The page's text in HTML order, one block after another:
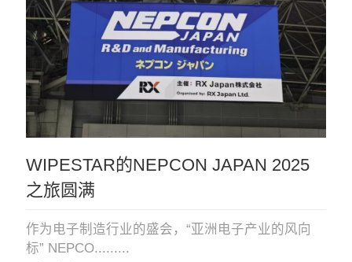
WIPESTAR的NEPCON JAPAN 2025
之旅圆满
作为电子制造行业的盛会，“亚洲电子产业的风向
标” NEPCO.........